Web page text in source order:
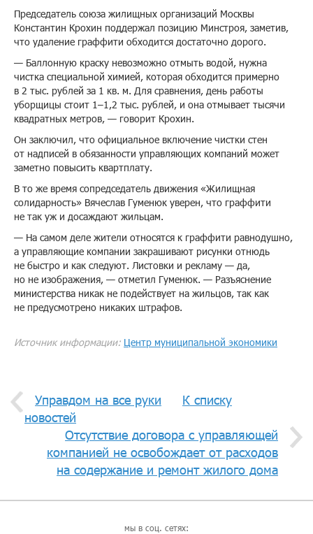
Председатель союза жилищных организаций Москвы
Константин Крохин поддержал позицию Минстроя, заметив,
что удаление граффити обходится достаточно дорого.
— Баллонную краску невозможно отмыть водой, нужна
чистка специальной химией, которая обходится примерно
в 2 тыс. рублей за 1 кв. м. Для сравнения, день работы
уборщицы стоит 1–1,2 тыс. рублей, и она отмывает тысячи
квадратных метров, — говорит Крохин.
Он заключил, что официальное включение чистки стен
от надписей в обязанности управляющих компаний может
заметно повысить квартплату.
В то же время сопредседатель движения «Жилищная
солидарность» Вячеслав Гуменюк уверен, что граффити
не так уж и досаждают жильцам.
— На самом деле жители относятся к граффити равнодушно,
а управляющие компании закрашивают рисунки отнюдь
не быстро и как следуют. Листовки и рекламу — да,
но не изображения, — отметил Гуменюк. — Разъяснение
министерства никак не подействует на жильцов, так как
не предусмотрено никаких штрафов.
Источник информации: Центр муниципальной экономики
Управдом на все руки
К списку
новостей
Отсутствие договора с управляющей
компанией не освобождает от расходов
на содержание и ремонт жилого дома
мы в соц. сетях: